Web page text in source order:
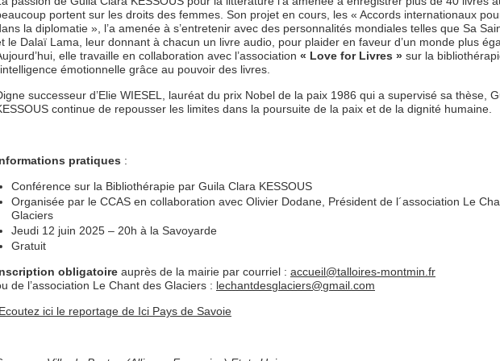
portent sur les droits des femmes. Son projet en cours, les « Accords internationaux
la diplomatie », l’a amenée à s’entretenir avec des personnalités mondiales telles que Sa
le Dalaï Lama, leur donnant à chacun un livre audio, pour plaider en faveur d’un monde plus
elle travaille en collaboration avec l’association « Love for Livres » sur la
émotionnelle grâce au pouvoir des livres.
successeur d’Elie WIESEL, lauréat du prix Nobel de la paix 1986 qui a supervisé sa thèse,
continue de repousser les limites dans la poursuite de la paix et de la dignité humaine.
pratiques :
Conférence sur la Bibliothérapie par Guila Clara KESSOUS
Organisée par le CCAS en collaboration avec Olivier Dodane, Président de l´association Le
Glaciers
Jeudi 12 juin 2025 – 20h à la Savoyarde
Gratuit
obligatoire auprès de la mairie par courriel : accueil@talloires-montmin.fr
de l’association Le Chant des Glaciers : lechantdesglaciers@gmail.com
ici le reportage de Ici Pays de Savoie